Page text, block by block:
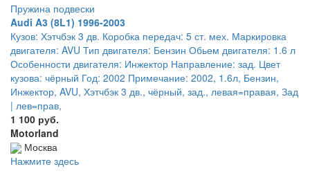
Пружина подвески
Audi A3 (8L1) 1996-2003
Кузов: Хэтчбэк 3 дв. Коробка передач: 5 ст. мех. Маркировка
двигателя: AVU Тип двигателя: Бензин Обьем двигателя: 1.6 л
Особенности двигателя: Инжектор Направление: зад. Цвет
кузова: чёрный Год: 2002 Примечание: 2002, 1.6л, Бензин,
Инжектор, AVU, Хэтчбэк 3 дв., чёрный, зад., левая=правая, Зад
| лев=прав,
1 100 руб.
Motorland
Москва
Нажмите здесь